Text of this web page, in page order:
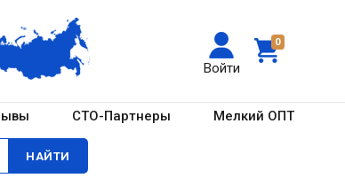
0
Войти
СТО-Партнеры Мелкий ОПТ